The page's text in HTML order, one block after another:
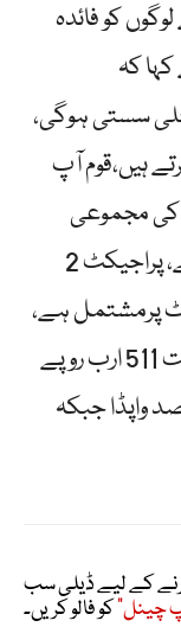
کو فائدہ
کہ
سستی ہوگی،
ہیں،قوم آپ
کی مجموعی
پیداواری صلاحیت4320 میگا واٹ ہے، پراجیکٹ 2
پرمشتمل ہے،
داسو کے زیر تعمیر پہلے مرحلے کی لاگت 511 ارب روپے
مرحلے کی لاگت کا 80فیصد واپڈا جبکہ
کے لیے ڈیلی سب
چینل"کو فالو کریں۔